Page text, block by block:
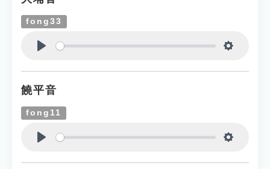
fong33
饒平音
fong11